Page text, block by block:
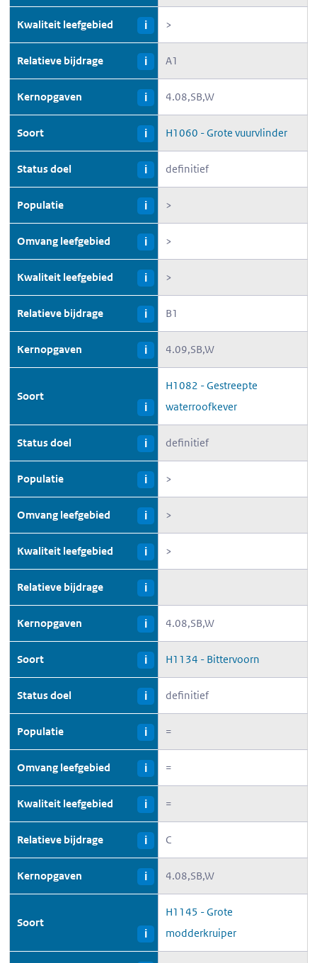
Kwaliteit leefgebied i >
Relatieve bijdrage i A1
Kernopgaven i 4.08,SB,W
Soort i H1060 - Grote vuurvlinder
Status doel i definitief
Populatie i >
Omvang leefgebied i >
Kwaliteit leefgebied i >
Relatieve bijdrage i B1
Kernopgaven i 4.09,SB,W
Soort
i
H1082 - Gestreepte
waterroofkever
Status doel i definitief
Populatie i >
Omvang leefgebied i >
Kwaliteit leefgebied i >
Relatieve bijdrage i
Kernopgaven i 4.08,SB,W
Soort i H1134 - Bittervoorn
Status doel i definitief
Populatie i =
Omvang leefgebied i =
Kwaliteit leefgebied i =
Relatieve bijdrage i C
Kernopgaven i 4.08,SB,W
Soort
i
H1145 - Grote
modderkruiper